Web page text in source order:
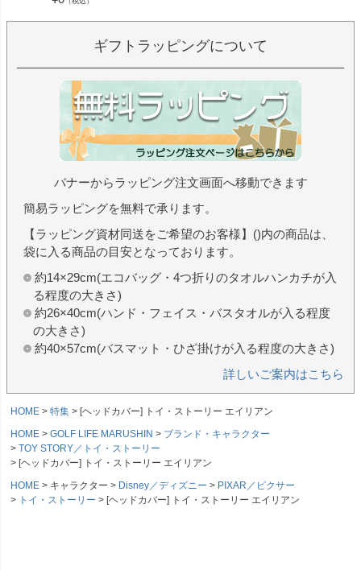
ギフトラッピングについて
バナーからラッピング注文画面へ移動できます
簡易ラッピングを無料で承ります。
【ラッピング資材同送をご希望のお客様】()内の商品は、
袋に入る商品の目安となっております。
約14×29cm(エコバッグ・4つ折りのタオルハンカチが入
る程度の大きさ)
約26×40cm(ハンド・フェイス・バスタオルが入る程度
の大きさ)
約40×57cm(バスマット・ひざ掛けが入る程度の大きさ)
詳しいご案内はこちら
HOME 特集
[ヘッドカバー] トイ・ストーリー エイリアン
HOME
GOLF LIFE MARUSHIN
ブランド・キャラクター
TOY STORY／トイ・ストーリー
[ヘッドカバー] トイ・ストーリー エイリアン
HOME
キャラクター Disney／ディズニー
PIXAR／ピクサー
トイ・ストーリー
[ヘッドカバー] トイ・ストーリー エイリアン